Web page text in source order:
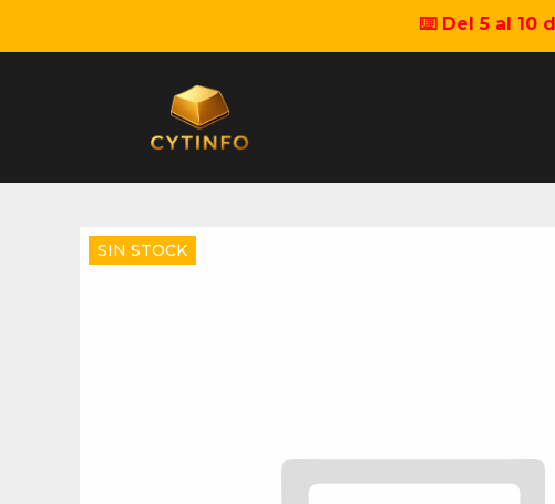
⌨️ Del 5 al 10
SIN STOCK